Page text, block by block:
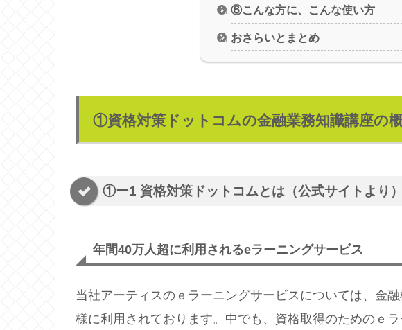
⑥こんな方に、こんな使い方
おさらいとまとめ
①資格対策ドットコムの金融業務知識講座の
①ー1 資格対策ドットコムとは（公式サイトより）
年間40万人超に利用されるeラーニングサービス
当社アーティスのｅラーニングサービスについては、金
様に利用されております。中でも、資格取得のためのｅ